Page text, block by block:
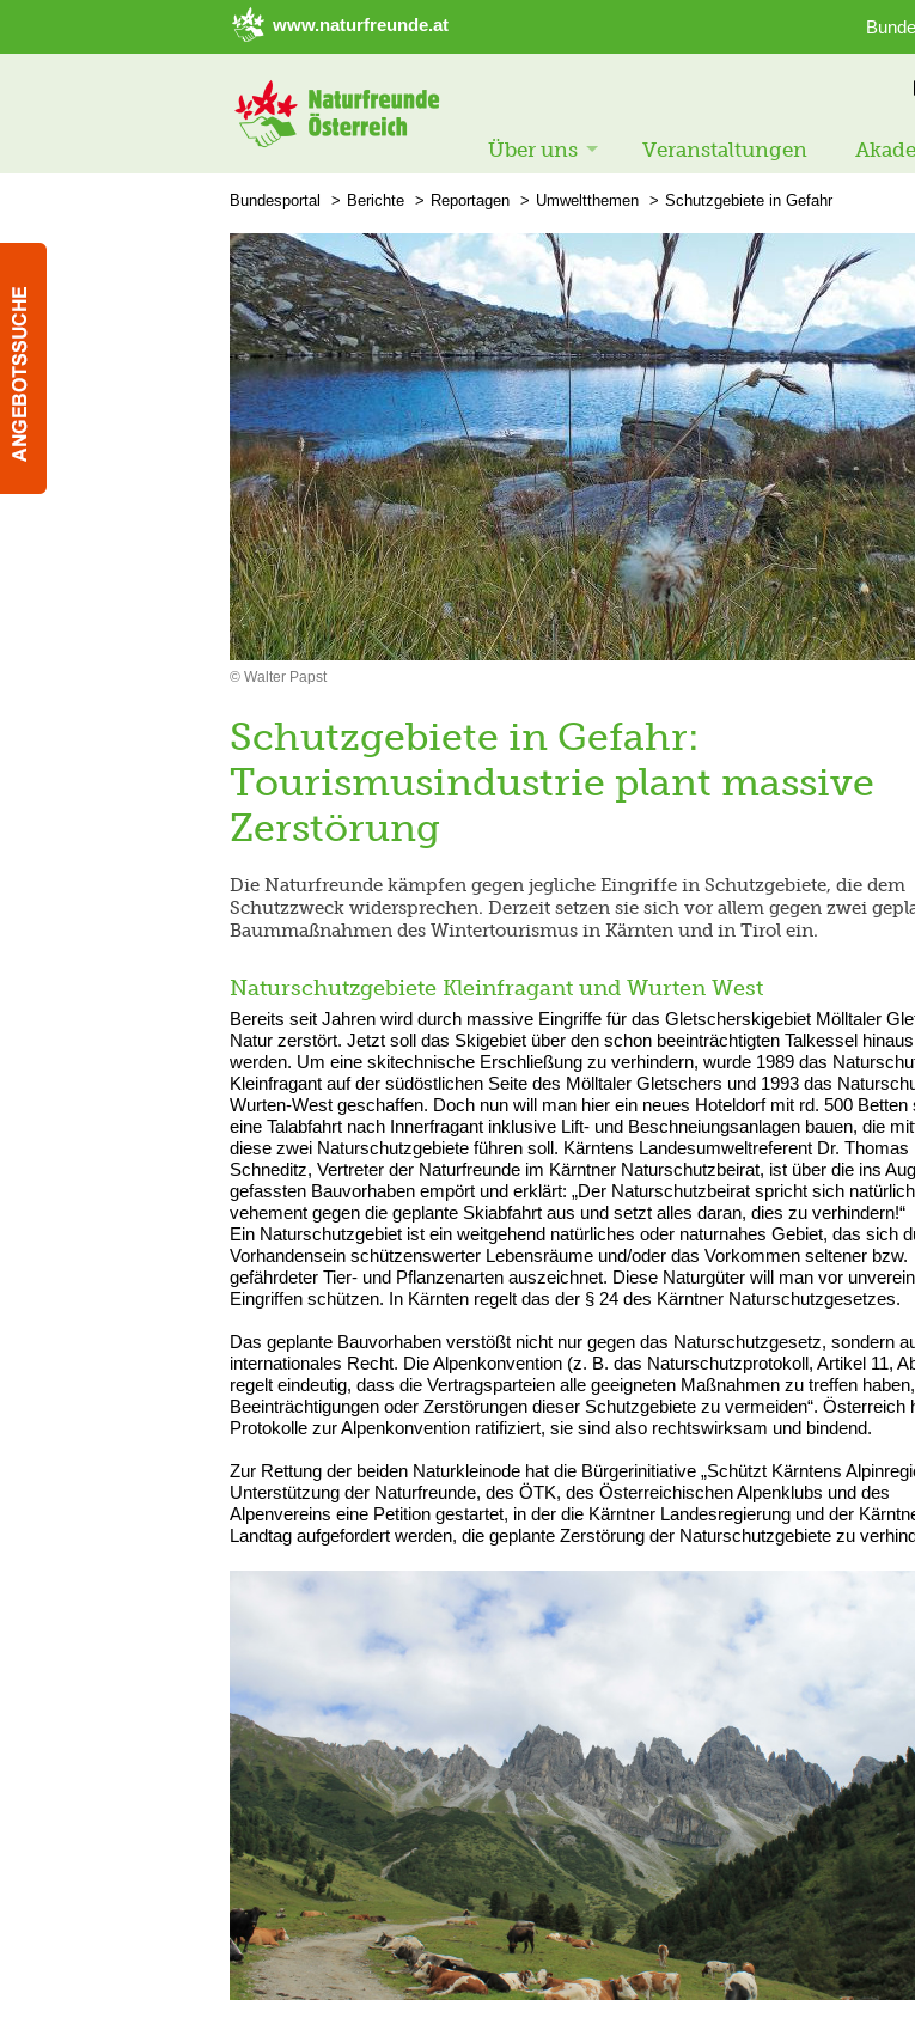
➜ Hauptregion der Seite anspringen
www.naturfreunde.at
Über uns Veranstaltungen
Bundesportal Berichte Reportagen Umweltthemen Schutzgebiete in Gefahr
© Walter Papst
Schutzgebiete in Gefahr:
Tourismusindustrie plant massive
Zerstörung
Die Naturfreunde kämpfen gegen jegliche Eingriffe in Schutzgebiete, die dem
Schutzzweck widersprechen. Derzeit setzen sie sich vor allem gegen zwei
Baummaßnahmen des Wintertourismus in Kärnten und in Tirol ein.
Naturschutzgebiete Kleinfragant und Wurten West
Bereits seit Jahren wird durch massive Eingriffe für das Gletscherskigebiet Mölltaler
Natur zerstört. Jetzt soll das Skigebiet über den schon beeinträchtigten Talkessel
werden. Um eine skitechnische Erschließung zu verhindern, wurde 1989 das
Kleinfragant auf der südöstlichen Seite des Mölltaler Gletschers und 1993 das
Wurten-West geschaffen. Doch nun will man hier ein neues Hoteldorf mit rd. 500 Betten
eine Talabfahrt nach Innerfragant inklusive Lift- und Beschneiungsanlagen bauen, die
diese zwei Naturschutzgebiete führen soll. Kärntens Landesumweltreferent Dr. Thomas
Schneditz, Vertreter der Naturfreunde im Kärntner Naturschutzbeirat, ist über die ins
gefassten Bauvorhaben empört und erklärt: „Der Naturschutzbeirat spricht sich natürlich
vehement gegen die geplante Skiabfahrt aus und setzt alles daran, dies zu verhindern!“
Ein Naturschutzgebiet ist ein weitgehend natürliches oder naturnahes Gebiet, das sich
Vorhandensein schützenswerter Lebensräume und/oder das Vorkommen seltener bzw.
gefährdeter Tier- und Pflanzenarten auszeichnet. Diese Naturgüter will man vor
Eingriffen schützen. In Kärnten regelt das der § 24 des Kärntner Naturschutzgesetzes.
Das geplante Bauvorhaben verstößt nicht nur gegen das Naturschutzgesetz, sondern
internationales Recht. Die Alpenkonvention (z. B. das Naturschutzprotokoll, Artikel 11,
regelt eindeutig, dass die Vertragsparteien alle geeigneten Maßnahmen zu treffen
Beeinträchtigungen oder Zerstörungen dieser Schutzgebiete zu vermeiden“. Österreich
Protokolle zur Alpenkonvention ratifiziert, sie sind also rechtswirksam und bindend.
Zur Rettung der beiden Naturkleinode hat die Bürgerinitiative „Schützt Kärntens
Unterstützung der Naturfreunde, des ÖTK, des Österreichischen Alpenklubs und des
Alpenvereins eine Petition gestartet, in der die Kärntner Landesregierung und der
Landtag aufgefordert werden, die geplante Zerstörung der Naturschutzgebiete zu